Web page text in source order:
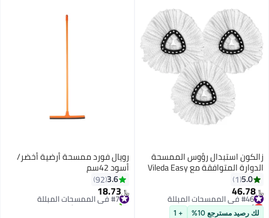
رؤوس الممسحة
الدوارة المتوافقة مع Vileda Easy
Wring / O Cedar، استبدال رأس
لتنظيف الأرضيات،
شكل مثلث (عبوة من 3 قطع) يوم
10%
+ 1
رويال فورد ممسحة أرضية أخضر/
أسود 42سم